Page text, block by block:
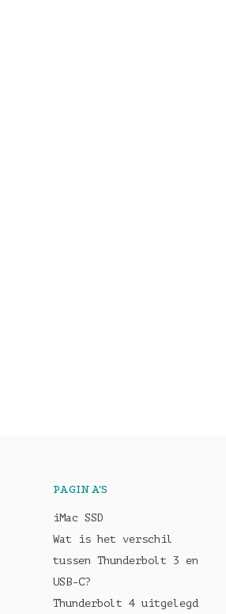
PAGINA'S
iMac SSD
Wat is het verschil
tussen Thunderbolt 3 en
USB-C?
Thunderbolt 4 uitgelegd